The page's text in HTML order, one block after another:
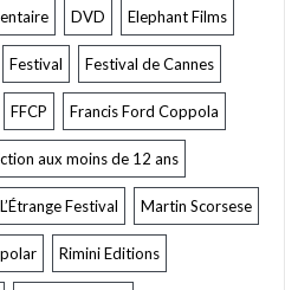
DVD Elephant Films
Festival Festival de Cannes
FFCP Francis Ford Coppola
aux moins de 12 ans
L’Étrange Festival Martin Scorsese
polar Rimini Editions